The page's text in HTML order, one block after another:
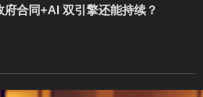
合同+AI 双引擎还能持续？